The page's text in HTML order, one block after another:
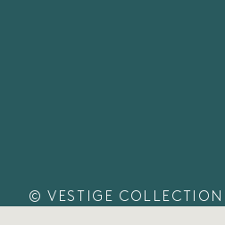
© VESTIGE COLLECTION